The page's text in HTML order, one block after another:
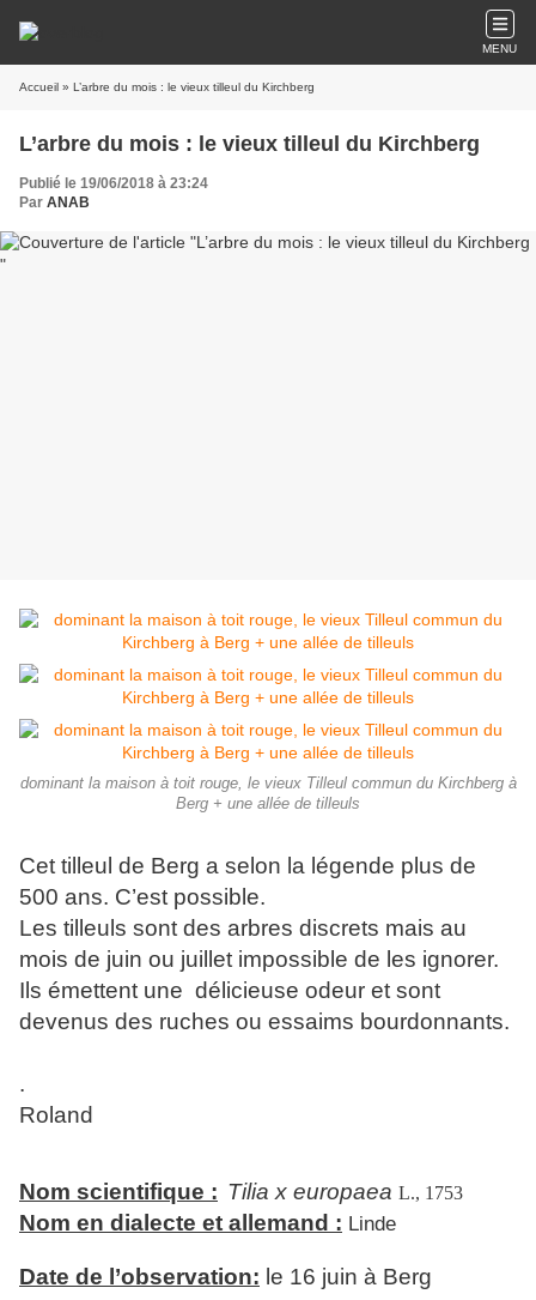
MENU
Accueil » L’arbre du mois : le vieux tilleul du Kirchberg
L’arbre du mois : le vieux tilleul du Kirchberg
Publié le 19/06/2018 à 23:24
Par ANAB
dominant la maison à toit rouge, le vieux Tilleul commun du Kirchberg à
Berg + une allée de tilleuls
Cet tilleul de Berg a selon la légende plus de
500 ans. C’est possible.
Les tilleuls sont des arbres discrets mais au
mois de juin ou juillet impossible de les ignorer.
Ils émettent une délicieuse odeur et sont
devenus des ruches ou essaims bourdonnants.
.
Roland
Nom scientifique : Tilia x europaea L., 1753
Nom en dialecte et allemand : Linde
Date de l’observation: le 16 juin à Berg